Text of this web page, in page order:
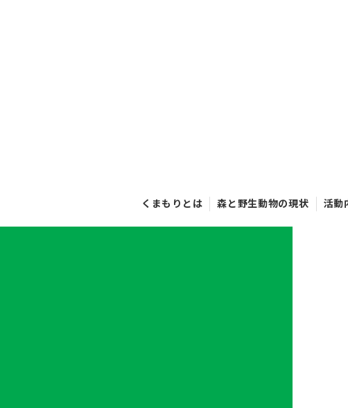
くまもりとは 森と野生動物の現状 活動